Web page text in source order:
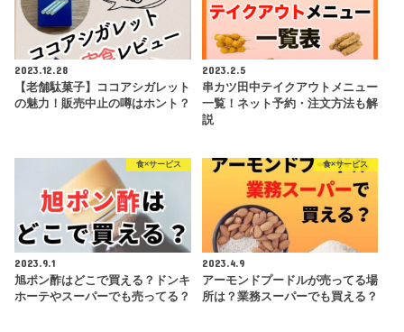
2023.12.28
【老舗駄菓子】ココアシガレット
の魅力！販売中止の噂はホント？
2023.2.5
串カツ田中テイクアウトメニュー
一覧！ネット予約・注文方法も解
説
食×サービス
2023.9.1
旭ポン酢はどこで買える？ドンキ
ホーテやスーパーでも売ってる？
食×サービス
2023.4.9
アーモンドプードルが売ってる場
所は？業務スーパーでも買える？